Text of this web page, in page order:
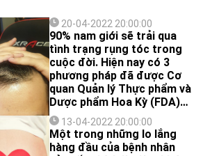
20-04-2022 20:00:00
90% nam giới sẽ trải qua
tình trạng rụng tóc trong
cuộc đời. Hiện nay có 3
phương pháp đã được Cơ
quan Quản lý Thực phẩm và
Dược phẩm Hoa Kỳ (FDA)
chấp nhận điều trị rụng tóc
androgen kiểu nam là
minoxidil tại chỗ,
13-04-2022 20:00:00
Một trong những lo lắng
hàng đầu của bệnh nhân